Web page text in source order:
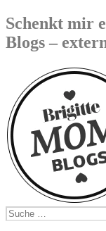
Schenkt mir
Blogs –
Suche
nach: